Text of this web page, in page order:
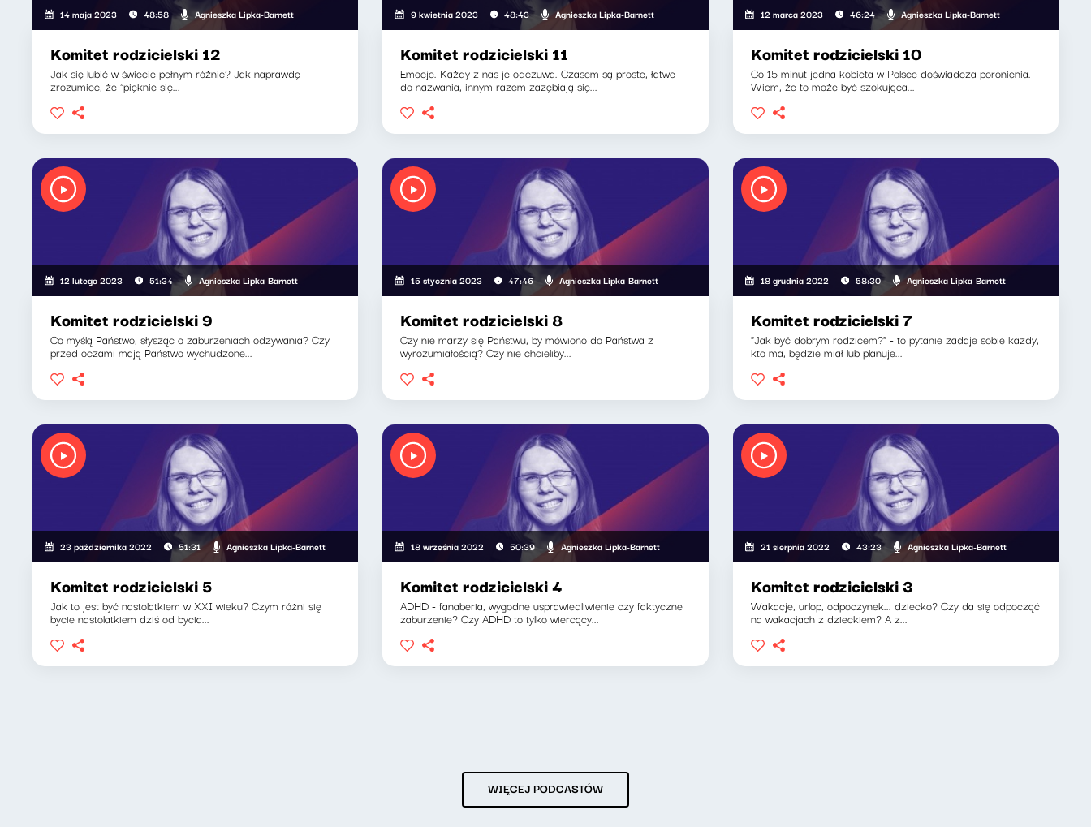
14 maja 2023 48:58 Agnieszka Lipka-Barnett
Komitet rodzicielski 12
Jak się lubić w świecie pełnym różnic? Jak naprawdę
zrozumieć, że "pięknie się...
9 kwietnia 2023 48:43 Agnieszka Lipka-Barnett
Komitet rodzicielski 11
Emocje. Każdy z nas je odczuwa. Czasem są proste, łatwe
do nazwania, innym razem zazębiają się...
12 marca 2023 46:24 Agnieszka Lipka-Barnett
Komitet rodzicielski 10
Co 15 minut jedna kobieta w Polsce doświadcza poronienia.
Wiem, że to może być szokująca...
12 lutego 2023 51:34 Agnieszka Lipka-Barnett
Komitet rodzicielski 9
Co myślą Państwo, słysząc o zaburzeniach odżywania? Czy
przed oczami mają Państwo wychudzone...
15 stycznia 2023 47:46 Agnieszka Lipka-Barnett
Komitet rodzicielski 8
Czy nie marzy się Państwu, by mówiono do Państwa z
wyrozumiałością? Czy nie chcieliby...
18 grudnia 2022 58:30 Agnieszka Lipka-Barnett
Komitet rodzicielski 7
"Jak być dobrym rodzicem?" - to pytanie zadaje sobie każdy,
kto ma, będzie miał lub planuje...
23 października 2022 51:31 Agnieszka Lipka-Barnett
Komitet rodzicielski 5
Jak to jest być nastolatkiem w XXI wieku? Czym różni się
bycie nastolatkiem dziś od bycia...
18 września 2022 50:39 Agnieszka Lipka-Barnett
Komitet rodzicielski 4
ADHD - fanaberia, wygodne usprawiedliwienie czy faktyczne
zaburzenie? Czy ADHD to tylko wiercący...
21 sierpnia 2022 43:23 Agnieszka Lipka-Barnett
Komitet rodzicielski 3
Wakacje, urlop, odpoczynek... dziecko? Czy da się odpocząć
na wakacjach z dzieckiem? A z...
WIĘCEJ PODCASTÓW